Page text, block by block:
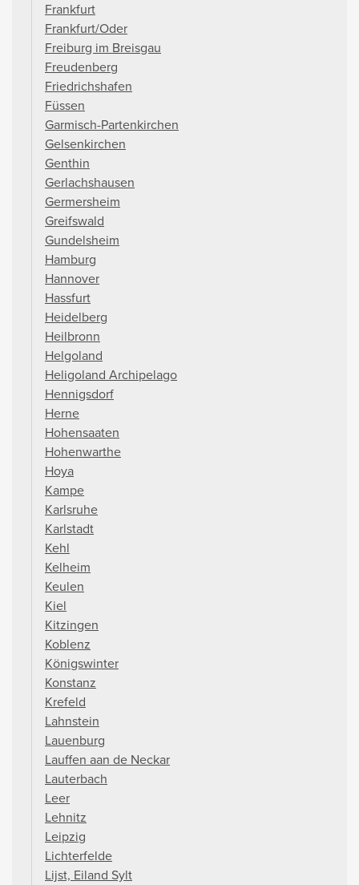
Frankfurt
Frankfurt/Oder
Freiburg im Breisgau
Freudenberg
Friedrichshafen
Füssen
Garmisch-Partenkirchen
Gelsenkirchen
Genthin
Gerlachshausen
Germersheim
Greifswald
Gundelsheim
Hamburg
Hannover
Hassfurt
Heidelberg
Heilbronn
Helgoland
Heligoland Archipelago
Hennigsdorf
Herne
Hohensaaten
Hohenwarthe
Hoya
Kampe
Karlsruhe
Karlstadt
Kehl
Kelheim
Keulen
Kiel
Kitzingen
Koblenz
Königswinter
Konstanz
Krefeld
Lahnstein
Lauenburg
Lauffen aan de Neckar
Lauterbach
Leer
Lehnitz
Leipzig
Lichterfelde
Lijst, Eiland Sylt